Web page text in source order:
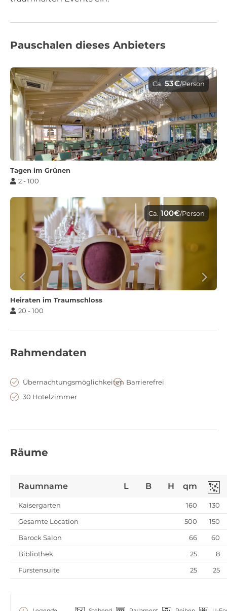
Pauschalen dieses Anbieters
Ca. 53€/Person
Tagen im Grünen
2 - 100
Ca. 100€/Person
Heiraten im Traumschloss
20 - 100
Rahmendaten
Übernachtungsmöglichkeiten Barrierefrei
30 Hotelzimmer
Räume
Raumname L B H qm
Kaisergarten 160
130
Gesamte Location
500
150
Barock Salon
66
60
Bibliothek
25
8
Fürstensuite
25 25